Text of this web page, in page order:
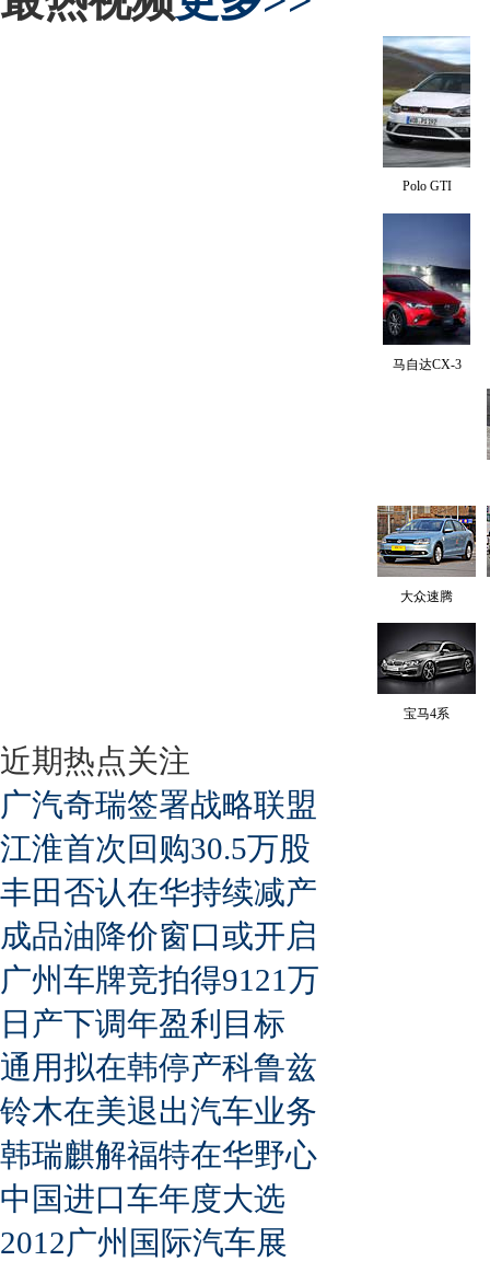
Polo GTI
马自达CX-3
大众速腾
宝马4系
近期热点关注
广汽奇瑞签署战略联盟
江淮首次回购30.5万股
丰田否认在华持续减产
成品油降价窗口或开启
广州车牌竞拍得9121万
日产下调年盈利目标
通用拟在韩停产科鲁兹
铃木在美退出汽车业务
韩瑞麒解福特在华野心
中国进口车年度大选
2012广州国际汽车展